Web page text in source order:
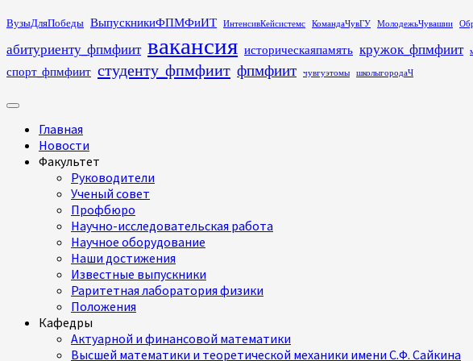
Перейти
содержимому
ВузыДляПобеды ВыпускникиФПМФиИТ ИнтенсивКейсистемс КомандаЧувГУ МолодежьЧувашии
абитуриенту_фпмфиит вакансия историческаяпамять кружок_фпмфиит
спорт_фпмфиит студенту_фпмфиит фпмфиит чувгуэтомы школыгородаЧ
Основное
Главная
Новости
Факультет
Руководители
Ученый совет
Профбюро
Научно-исследовательская работа
Научное оборудование
Наши достижения
Известные выпускники
Раритетная лаборатория физики
Положения
Кафедры
Актуарной и финансовой математики
Высшей математики и теоретической механики имени С.Ф. Сайкина